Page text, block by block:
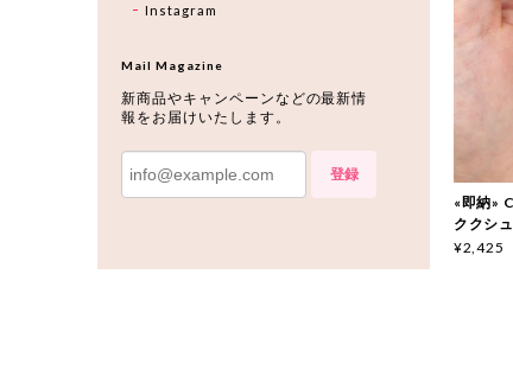
«即納»
ククシ
¥2,425
Instagram
Mail Magazine
新商品やキャンペーンなどの最新情
報をお届けいたします。
登録